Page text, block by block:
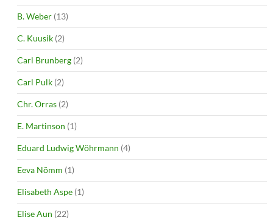
B. Weber (13)
C. Kuusik (2)
Carl Brunberg (2)
Carl Pulk (2)
Chr. Orras (2)
E. Martinson (1)
Eduard Ludwig Wöhrmann (4)
Eeva Nõmm (1)
Elisabeth Aspe (1)
Elise Aun (22)